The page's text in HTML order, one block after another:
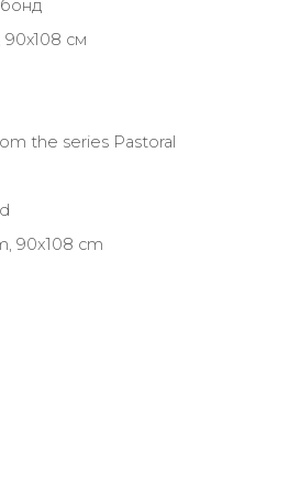
90х108 см
the series Pastoral
90x108 cm